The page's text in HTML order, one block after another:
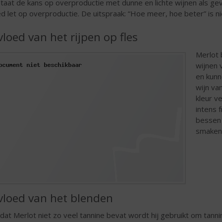
de kans op overproductie met dunne en lichte wijnen als
let op overproductie. De uitspraak: “Hoe meer, hoe beter” is
van het rijpen op fles
Merlot
wijnen
en
wijn
kleur
intens
van het blenden
Merlot niet zo veel tannine bevat wordt hij gebruikt om